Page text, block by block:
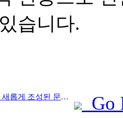
습니다.
Prev:베이징 부도심에 새롭게 조성된 문화 관광 명소인 피너클 파크가 올해 공식 개장할 예정입니다.
Go